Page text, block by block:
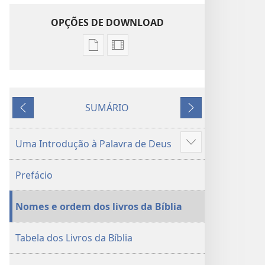
OPÇÕES DE DOWNLOAD
Opções
publicações
Tradução
do
da
Bíblia
Sagrada
(revisão
de
Opções
gravações
vídeo
Tradução
Mundo
da
Bíblia
Sagrada
(revisão
ANTERIOR
SUMÁRIO
PRÓXIMO
Uma Introdução à Palavra de Deus
Mostrar
mais
Prefácio
Nomes e ordem dos livros da Bíblia
Tabela dos Livros da Bíblia